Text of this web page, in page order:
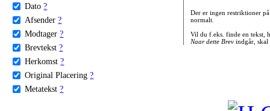
Dato ?
Afsender ?
Modtager ?
Brevtekst ?
Herkomst ?
Original Placering ?
Metatekst ?
Der er ingen restriktioner
normalt.
Vil du f.eks. finde en tekst,
Naar dette Brevindgår, skal